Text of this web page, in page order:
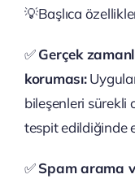
💡Başlıca
✅Gerçek
koruması:
bileşenleri sürekli
tespit edildiğinde
✅Spam arama